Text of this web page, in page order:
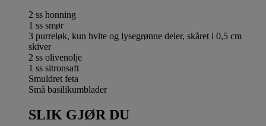
2 ss honning
1 ss smør
3 purreløk, kun hvite og lysegrønne deler, skåret i 0,5 cm
skiver
2 ss olivenolje
1 ss sitronsaft
Smuldret feta
Små basilikumblader
SLIK GJØR DU